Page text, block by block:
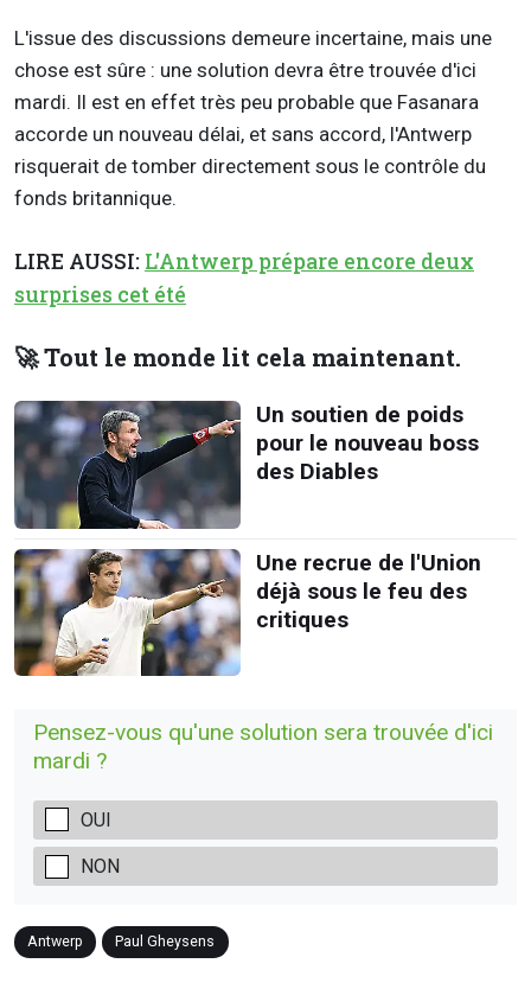
L'issue des discussions demeure incertaine, mais une
chose est sûre : une solution devra être trouvée d'ici
mardi. Il est en effet très peu probable que Fasanara
accorde un nouveau délai, et sans accord, l'Antwerp
risquerait de tomber directement sous le contrôle du
fonds britannique.
LIRE AUSSI: L'Antwerp prépare encore deux
surprises cet été
🚀 Tout le monde lit cela maintenant.
Un soutien de poids
pour le nouveau boss
des Diables
Une recrue de l'Union
déjà sous le feu des
critiques
Pensez-vous qu'une solution sera trouvée d'ici
mardi ?
OUI
NON
Antwerp Paul Gheysens